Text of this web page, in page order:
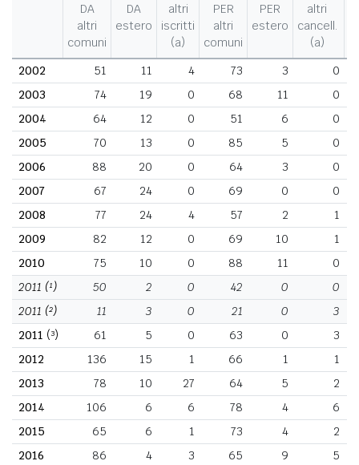
DA
altri
comuni
DA
estero
altri
iscritti
(a)
PER
altri
comuni
PER
estero
altri
cancell.
(a)
2002
51 11 4 73 3
0
2003
74 19 0 68 11
0
2004
64 12 0 51 6
0
2005
70 13 0 85 5
0
2006
88 20 0 64 3
0
2007
67 24 0 69 0
0
2008
77 24 4 57 2
1
2009
82 12 0 69 10
1
2010
75 10 0 88 11
0
2011 (¹) 50 2 0 42 0
0
2011 (²) 11 3 0 21 0
3
2011 (³) 61 5 0 63 0
3
2012
136 15 1 66 1
1
2013
78 10 27 64 5
2
2014
106 6 6 78 4
6
2015
65 6 1 73 4
2
2016
86 4 3 65 9
5